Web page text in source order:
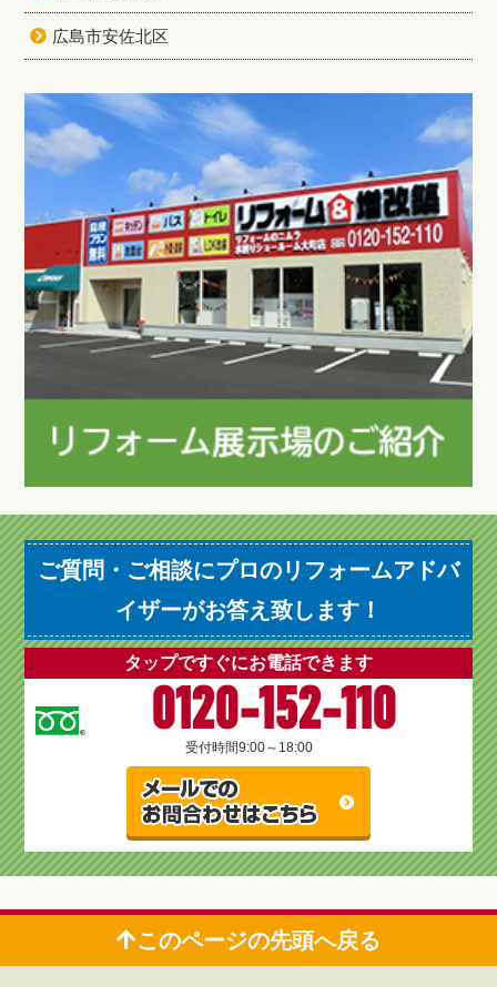
広島市安佐北区
ご質問・ご相談にプロのリフォームアドバ
イザーがお答え致します！
タップですぐにお電話できます
0120-152-110
受付時間9:00～18:00
このページの先頭へ戻る